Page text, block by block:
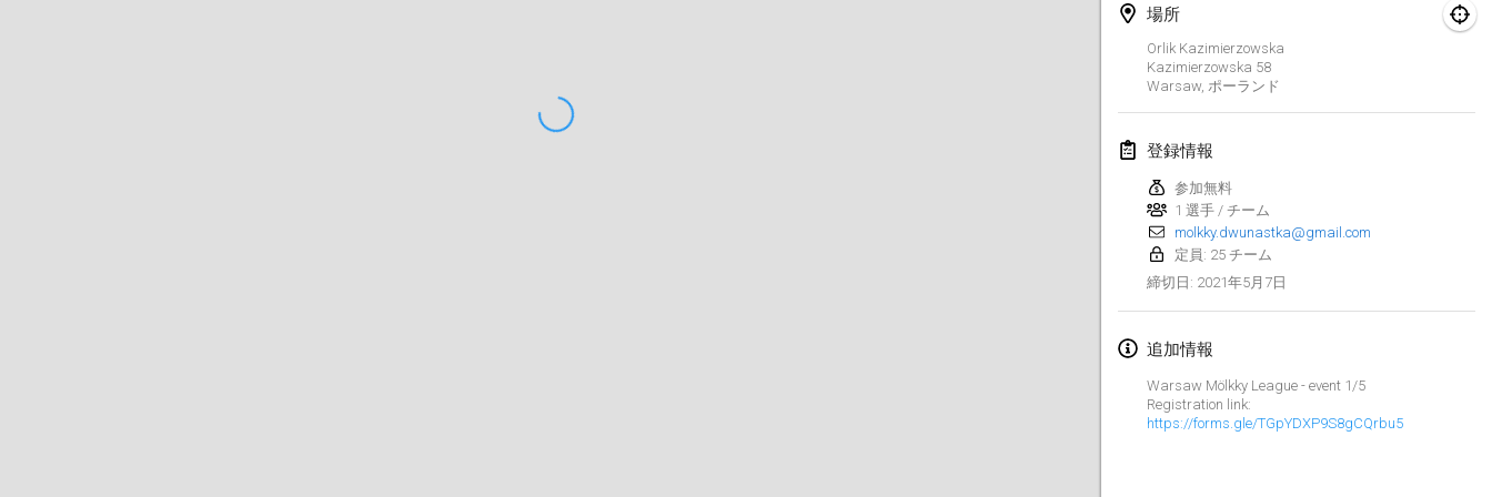
場所
Orlik Kazimierzowska
Kazimierzowska 58
Warsaw, ポーランド
登録情報
参加無料
1 選手 / チーム
molkky.dwunastka@gmail.com
定員: 25 チーム
締切日 : 2021年5月7日
追加情報
Warsaw Mölkky League - event 1/5
Registration link:
https://forms.gle/TGpYDXP9S8gCQrbu5
中止
2021年3月20日|
2021年4月
2021年4月9日
中止
Indoor de la CASAS
2021年4月10日|
2021年4月10日
中止
Doublette du Molkkamis
2021年4月24日| ベルギー